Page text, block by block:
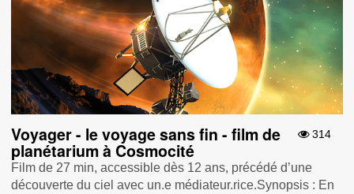
314
Voyager - le voyage sans fin - film de
planétarium à Cosmocité
Film de 27 min, accessible dès 12 ans, précédé d’une
découverte du ciel avec un.e médiateur.rice.Synopsis : En